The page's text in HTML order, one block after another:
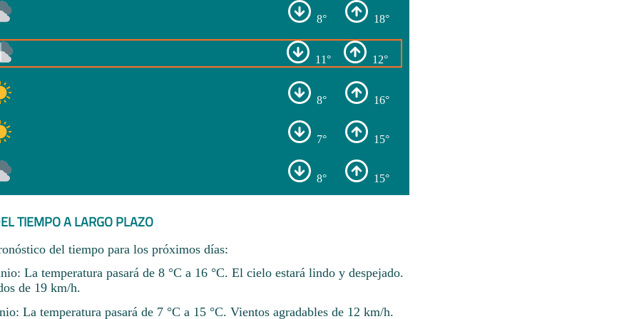
8° 18°
11° 12°
8° 16°
7° 15°
8° 15°
TIEMPO A LARGO PLAZO
del tiempo para los próximos días:
La temperatura pasará de 8 °C a 16 °C. El cielo estará lindo y despejado.
de 19 km/h.
La temperatura pasará de 7 °C a 15 °C. Vientos agradables de 12 km/h.